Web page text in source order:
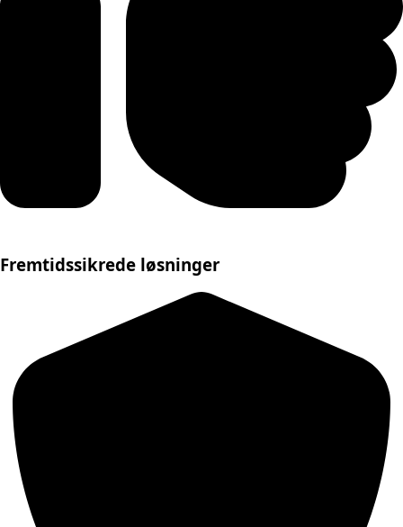
Fremtidssikrede løsninger